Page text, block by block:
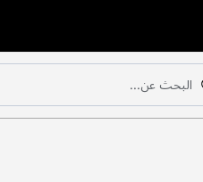
البحث عن...
بحث